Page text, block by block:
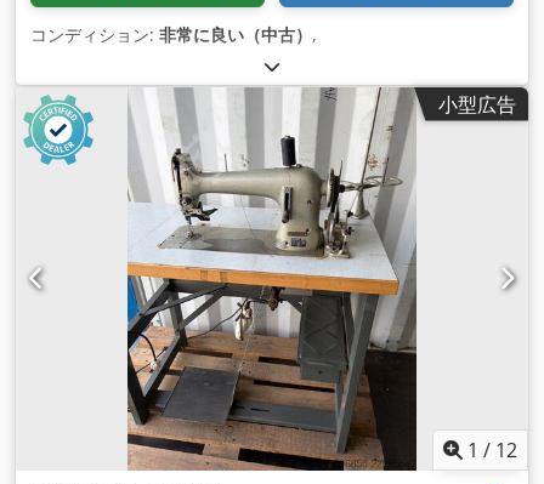
コンディション: 非常に良い（中古） ,
小型広告
1 / 12